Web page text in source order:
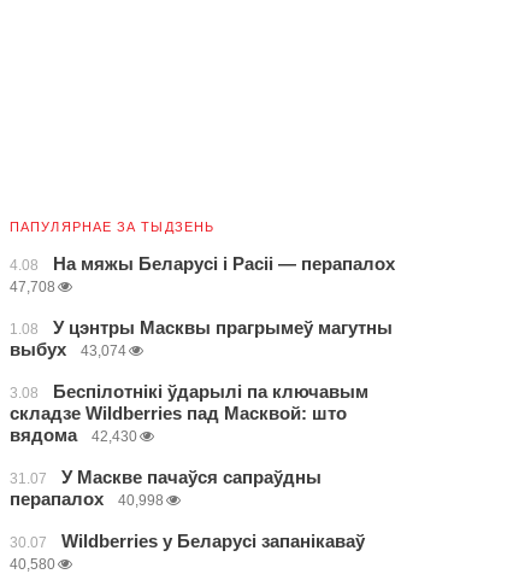
ПАПУЛЯРНАЕ ЗА ТЫДЗЕНЬ
4.08 На мяжы Беларусі і Расіі — перапалох
47,708
1.08
У цэнтры Масквы прагрымеў магутны
выбух
43,074
3.08
Беспілотнікі ўдарылі па ключавым
складзе Wildberries пад Масквой: што
вядома
42,430
31.07
У Маскве пачаўся сапраўдны
перапалох
40,998
30.07 Wildberries у Беларусі запанікаваў
40,580